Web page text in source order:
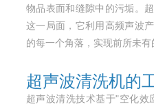
物品表面和缝隙中的污垢。
这一局面，它利用高频声波
的每一个角落，实现前所未有
超声波清洗机的
超声波清洗技术基于"空化效